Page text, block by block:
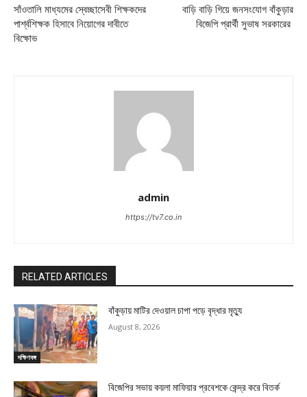
সাঁওতালি মাধ্যমের স্বেচ্ছাসেবী শিক্ষকদের
পার্শ্বশিক্ষক হিসাবে নিয়োগের দাবীতে
বিক্ষোভ
বাড়ি বাড়ি গিয়ে জনসংযোগ বাঁকুড়ার
বিজেপি প্রার্থী সুভাষ সরকারের
admin
https://tv7.co.in
RELATED ARTICLES
দক্ষিণবঙ্গ
বাঁকুড়ায় মাটির দেওয়াল চাপা পড়ে বৃদ্ধার মৃত্যু
August 8, 2026
বিজেপির সভায় কয়লা মাফিয়ার প্রবেশকে কেন্দ্র করে বিতর্ক